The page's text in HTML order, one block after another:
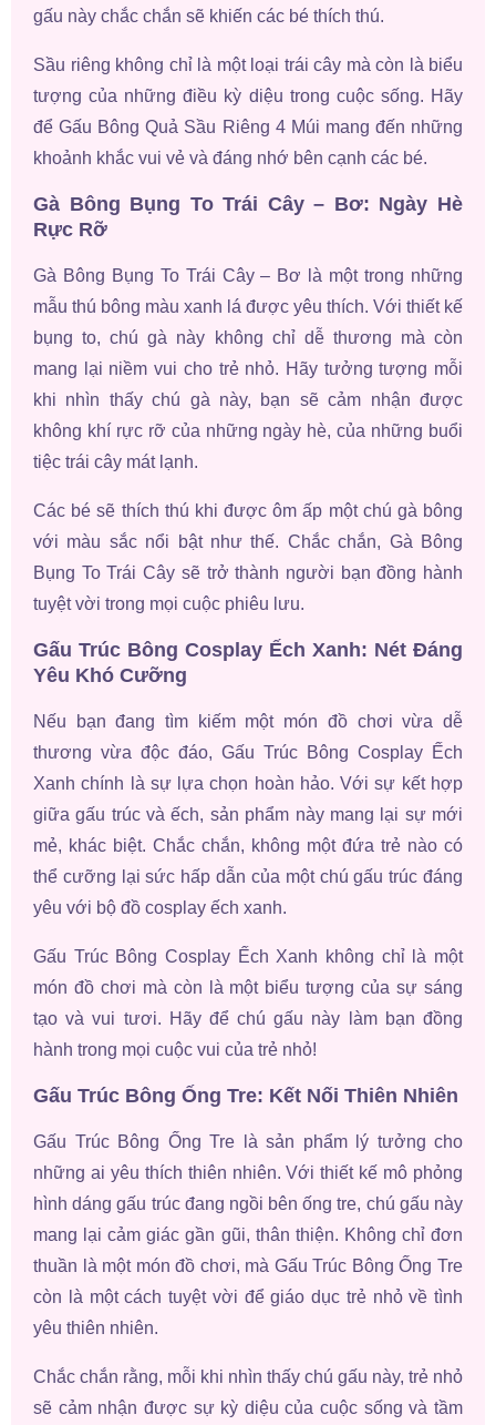
gấu này chắc chắn sẽ khiến các bé thích thú.
Sầu riêng không chỉ là một loại trái cây mà còn là biểu
tượng của những điều kỳ diệu trong cuộc sống. Hãy
để Gấu Bông Quả Sầu Riêng 4 Múi mang đến những
khoảnh khắc vui vẻ và đáng nhớ bên cạnh các bé.
Gà Bông Bụng To Trái Cây – Bơ: Ngày Hè
Rực Rỡ
Gà Bông Bụng To Trái Cây – Bơ là một trong những
mẫu thú bông màu xanh lá được yêu thích. Với thiết kế
bụng to, chú gà này không chỉ dễ thương mà còn
mang lại niềm vui cho trẻ nhỏ. Hãy tưởng tượng mỗi
khi nhìn thấy chú gà này, bạn sẽ cảm nhận được
không khí rực rỡ của những ngày hè, của những buổi
tiệc trái cây mát lạnh.
Các bé sẽ thích thú khi được ôm ấp một chú gà bông
với màu sắc nổi bật như thế. Chắc chắn, Gà Bông
Bụng To Trái Cây sẽ trở thành người bạn đồng hành
tuyệt vời trong mọi cuộc phiêu lưu.
Gấu Trúc Bông Cosplay Ếch Xanh: Nét Đáng
Yêu Khó Cưỡng
Nếu bạn đang tìm kiếm một món đồ chơi vừa dễ
thương vừa độc đáo, Gấu Trúc Bông Cosplay Ếch
Xanh chính là sự lựa chọn hoàn hảo. Với sự kết hợp
giữa gấu trúc và ếch, sản phẩm này mang lại sự mới
mẻ, khác biệt. Chắc chắn, không một đứa trẻ nào có
thể cưỡng lại sức hấp dẫn của một chú gấu trúc đáng
yêu với bộ đồ cosplay ếch xanh.
Gấu Trúc Bông Cosplay Ếch Xanh không chỉ là một
món đồ chơi mà còn là một biểu tượng của sự sáng
tạo và vui tươi. Hãy để chú gấu này làm bạn đồng
hành trong mọi cuộc vui của trẻ nhỏ!
Gấu Trúc Bông Ống Tre: Kết Nối Thiên Nhiên
Gấu Trúc Bông Ống Tre là sản phẩm lý tưởng cho
những ai yêu thích thiên nhiên. Với thiết kế mô phỏng
hình dáng gấu trúc đang ngồi bên ống tre, chú gấu này
mang lại cảm giác gần gũi, thân thiện. Không chỉ đơn
thuần là một món đồ chơi, mà Gấu Trúc Bông Ống Tre
còn là một cách tuyệt vời để giáo dục trẻ nhỏ về tình
yêu thiên nhiên.
Chắc chắn rằng, mỗi khi nhìn thấy chú gấu này, trẻ nhỏ
sẽ cảm nhận được sự kỳ diệu của cuộc sống và tầm